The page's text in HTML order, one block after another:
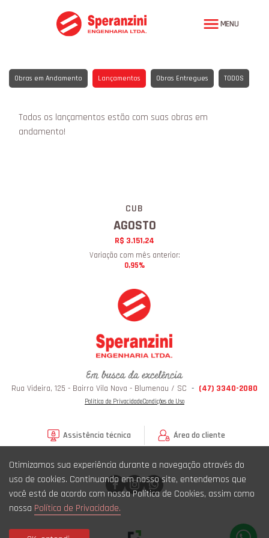
MENU
Obras em Andamento Lançamentos Obras Entregues TODOS
Todos os lançamentos estão com suas obras em
andamento!
CUB
AGOSTO
R$ 3.151,24
Variação com mês anterior:
0,95%
Rua Videira, 125 - Bairro Vila Nova - Blumenau / SC - (47) 3340-2080
Política de PrivacidadeCondições de Uso
Assistência técnica Área do cliente
Otimizamos sua experiência durante a navegação através do
uso de cookies. Continuando em nosso site, entendemos que
você está de acordo com nossa Política de Cookies, assim como
nossa Política de Privacidade.